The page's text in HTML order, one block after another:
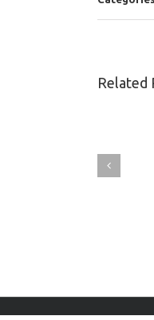
Related
Βιομηχανικός